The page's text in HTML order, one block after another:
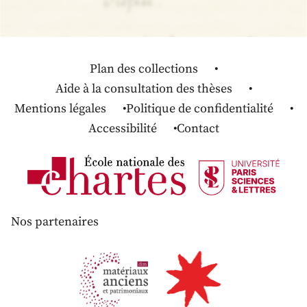
Plan des collections
Aide à la consultation des thèses
Mentions légales
Politique de confidentialité
Accessibilité
Contact
Nos partenaires